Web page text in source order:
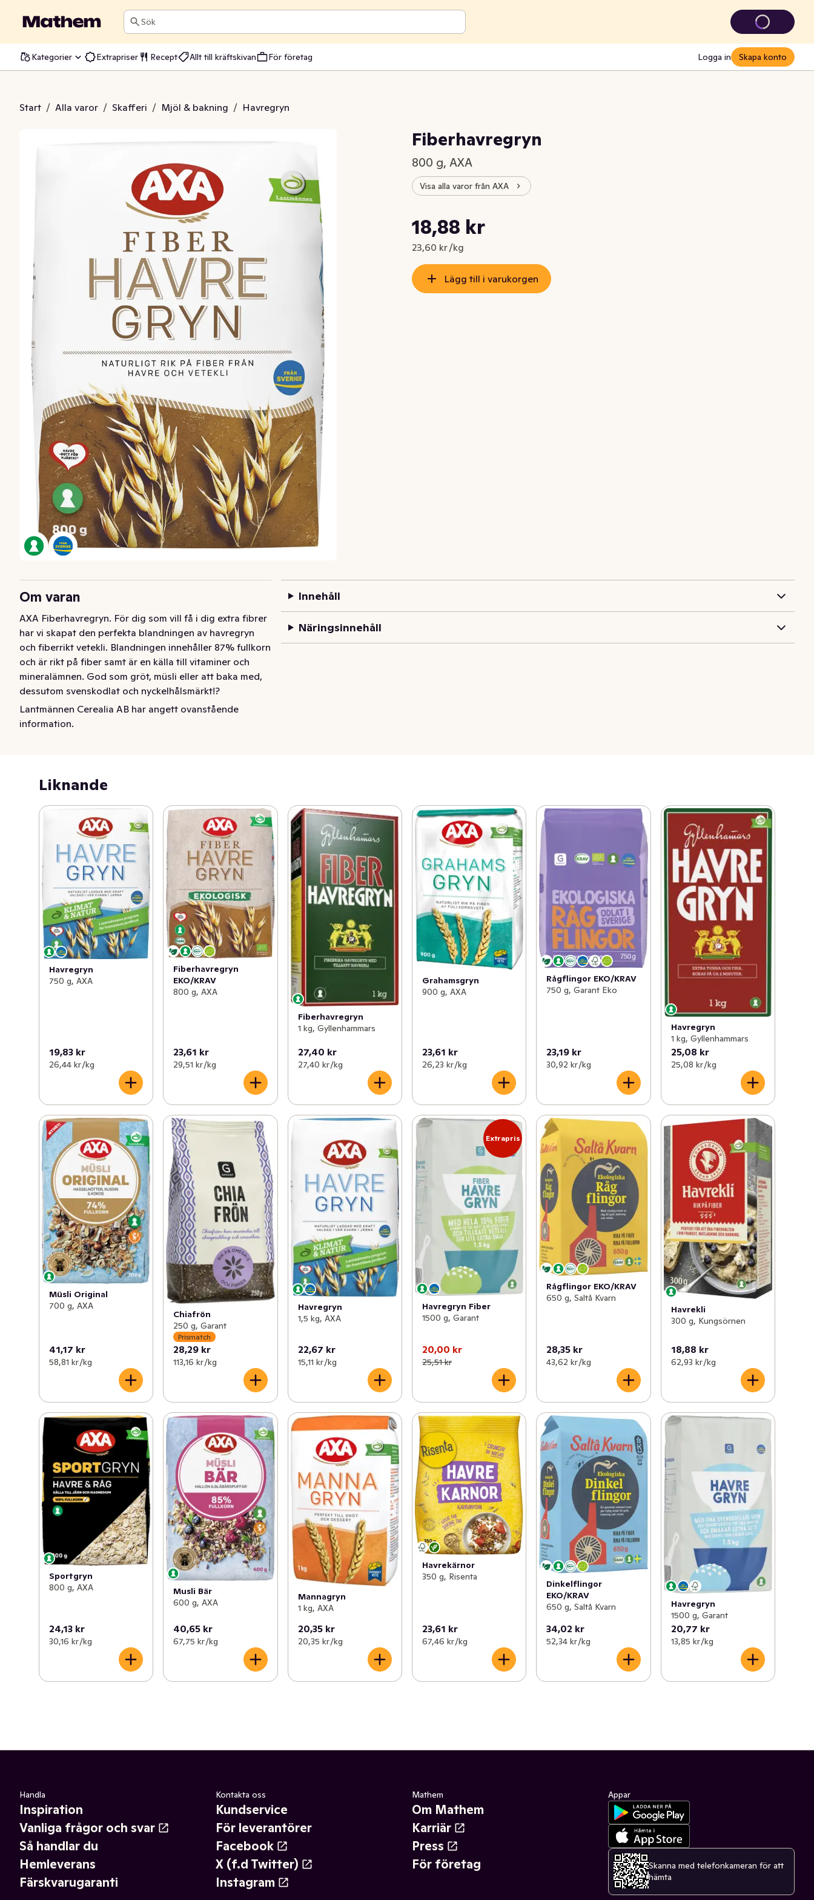
Sök
Kategorier Extrapriser Recept Allt till kräftskivan För företag Logga in Skapa konto
Start / Alla varor / Skafferi / Mjöl & bakning / Havregryn
Fiberhavregryn
800 g, AXA
Visa alla varor från AXA
Nuvarande pris är: 18,88 kr
18,88 kr
23,60 kr /kg
Styckpris: 23,60 kr /kg
Lägg till i varukorgen
Om varan
AXA Fiberhavregryn. För dig som vill få i dig extra fibrer
har vi skapat den perfekta blandningen av havregryn
och fiberrikt vetekli. Blandningen innehåller 87% fullkorn
och är rikt på fiber samt är en källa till vitaminer och
mineralämnen. God som gröt, müsli eller att baka med,
dessutom svenskodlat och nyckelhålsmärkt!?
AXA Fiberhavregryn. För dig som vill få i dig extra fibrer
har vi skapat den perfekta blandningen av havregryn
dessutom svenskodlat och nyckelhålsmärkt!​
Lantmännen Cerealia AB har angett ovanstående
information.
Innehåll
Näringsinnehåll
Liknande
Havregryn
750 g, AXA
19,83 kr
26,44 kr /kg
Fiberhavregryn
EKO/KRAV
800 g, AXA
23,61 kr
29,51 kr /kg
Fiberhavregryn
1 kg, Gyllenhammars
27,40 kr
27,40 kr /kg
Grahamsgryn
900 g, AXA
23,61 kr
26,23 kr /kg
Rågflingor EKO/KRAV
750 g, Garant Eko
23,19 kr
30,92 kr /kg
Havregryn
1 kg, Gyllenhammars
25,08 kr
25,08 kr /kg
Müsli Original
700 g, AXA
41,17 kr
58,81 kr /kg
Chiafrön
250 g, Garant
Prismatch
28,29 kr
113,16 kr /kg
Havregryn
1,5 kg, AXA
22,67 kr
15,11 kr /kg
Extrapris
Havregryn Fiber
1500 g, Garant
20,00 kr
25,51 kr
Rågflingor EKO/KRAV
650 g, Saltå Kvarn
28,35 kr
43,62 kr /kg
Havrekli
300 g, Kungsörnen
18,88 kr
62,93 kr /kg
Sportgryn
800 g, AXA
24,13 kr
30,16 kr /kg
Musli Bär
600 g, AXA
40,65 kr
67,75 kr /kg
Mannagryn
1 kg, AXA
20,35 kr
20,35 kr /kg
Havrekärnor
350 g, Risenta
23,61 kr
67,46 kr /kg
Dinkelflingor
EKO/KRAV
650 g, Saltå Kvarn
34,02 kr
52,34 kr /kg
Havregryn
1500 g, Garant
20,77 kr
13,85 kr /kg
Handla
Inspiration
Vanliga frågor och svar
Så handlar du
Hemleverans
Färskvarugaranti
Kontakta oss
Kundservice
För leverantörer
Facebook
X (f.d Twitter)
Instagram
Mathem
Om Mathem
Karriär
Press
För företag
Appar
Skanna med telefonkameran för att
hämta